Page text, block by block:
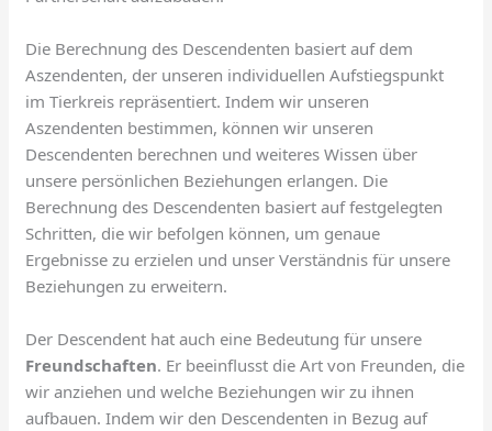
Die Berechnung des Descendenten basiert auf dem
Aszendenten, der unseren individuellen Aufstiegspunkt
im Tierkreis repräsentiert. Indem wir unseren
Aszendenten bestimmen, können wir unseren
Descendenten berechnen und weiteres Wissen über
unsere persönlichen Beziehungen erlangen. Die
Berechnung des Descendenten basiert auf festgelegten
Schritten, die wir befolgen können, um genaue
Ergebnisse zu erzielen und unser Verständnis für unsere
Beziehungen zu erweitern.
Der Descendent hat auch eine Bedeutung für unsere
Freundschaften. Er beeinflusst die Art von Freunden, die
wir anziehen und welche Beziehungen wir zu ihnen
aufbauen. Indem wir den Descendenten in Bezug auf